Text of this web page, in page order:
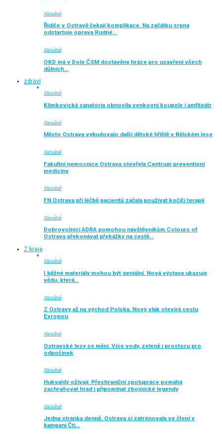
Aktuálně
Řidiče v Ostravě čekají komplikace. Na začátku srpna
odstartuje oprava Rudné…
Aktuálně
OKD má v Dole ČSM dostavěny hráze pro uzavření všech
důlních…
zdraví
Aktuálně
Klimkovická sanatoria obnovila venkovní koupele i amfiteátr
Aktuálně
Město Ostrava vybudovalo další dětské hřiště v Bělském lese
Aktuálně
Fakultní nemocnice Ostrava otevřela Centrum preventivní
medicíny
Aktuálně
FN Ostrava při léčbě pacientů začala používat kočičí terapii
Aktuálně
Dobrovolníci ADRA pomohou návštěvníkům Colours of
Ostrava překonávat překážky na cestě…
Z kraje
Aktuálně
I běžné materiály mohou být geniální. Nová výstava ukazuje
vědu, která…
Aktuálně
Z Ostravy až na východ Polska. Nový vlak otevírá cestu
Evropou
Aktuálně
Ostravské lesy se mění. Více vody, zeleně i prostoru pro
odpočinek
Aktuálně
Hukvaldy ožívají. Přeshraniční spolupráce pomáhá
zachraňovat hrad i připomínat zbojnické legendy
Aktuálně
Jedna stránka denně. Ostrava si zatrénovala ve čtení v
kampani Čti…